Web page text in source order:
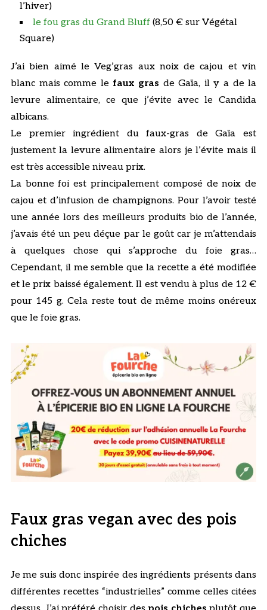
l’hiver)
le fou gras du Grand Bluff(8,50 € sur Végétal
Square)
J’ai bien aimé le Veg’gras aux noix de cajou et vin
blanc mais comme le faux gras de Gaïa, il y a de la
levure alimentaire, ce que j’évite avec le Candida
albicans.
Le premier ingrédient du faux-gras de Gaïa est
justement la levure alimentaire alors je l’évite mais il
est très accessible niveau prix.
La bonne foi est principalement composé de noix de
cajou et d’infusion de champignons. Pour l’avoir testé
une année lors des meilleurs produits bio de l’année,
j’avais été un peu déçue par le goût car je m’attendais
à quelques chose qui s’approche du foie gras…
Cependant, il me semble que la recette a été modifiée
et le prix baissé également. Il est vendu à plus de 12 €
pour 145 g. Cela reste tout de même moins onéreux
que le foie gras.
Faux gras vegan avec des pois
chiches
Je me suis donc inspirée des ingrédients présents dans
différentes recettes “industrielles” comme celles citées